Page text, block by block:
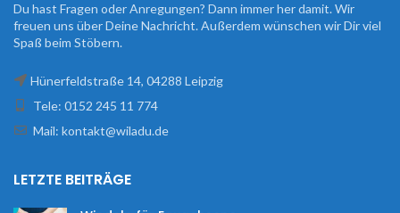
Du hast Fragen oder Anregungen? Dann immer her damit. Wir
freuen uns über Deine Nachricht. Außerdem wünschen wir Dir viel
Spaß beim Stöbern.
Hünerfeldstraße 14, 04288 Leipzig
Tele: 0152 245 11 774
Mail: kontakt@wiladu.de
LETZTE BEITRÄGE